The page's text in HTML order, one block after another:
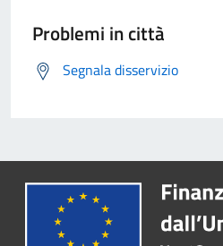
Problemi in città
Segnala disservizio